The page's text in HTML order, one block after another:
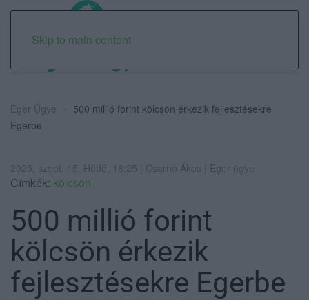
Skip to main content
Eger Ügye
500 millió forint kölcsön érkezik fejlesztésekre
Egerbe
2025. szept. 15. Hétfő, 18:25 | Csarnó Ákos | Eger ügye
Címkék: kölcsön
500 millió forint
kölcsön érkezik
fejlesztésekre Egerbe